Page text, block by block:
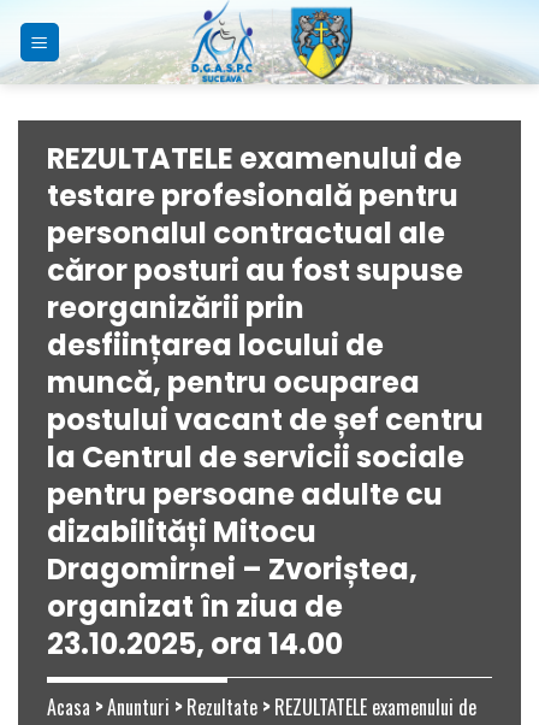
content
REZULTATELE examenului de
testare profesională pentru
personalul contractual ale
căror posturi au fost supuse
reorganizării prin
desființarea locului de
muncă, pentru ocuparea
postului vacant de șef centru
la Centrul de servicii sociale
pentru persoane adulte cu
dizabilități Mitocu
Dragomirnei – Zvoriștea,
organizat în ziua de
23.10.2025, ora 14.00
Acasa >Anunturi >Rezultate >REZULTATELE examenului de